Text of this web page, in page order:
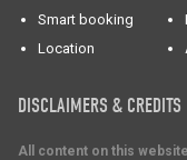
Smart booking
Location
DISCLAIMERS & CREDITS
All content on this